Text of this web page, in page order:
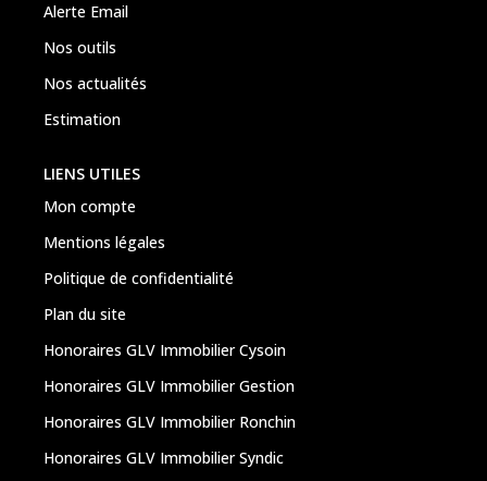
Alerte Email
Nos outils
Nos actualités
Estimation
LIENS UTILES
Mon compte
Mentions légales
Politique de confidentialité
Plan du site
Honoraires GLV Immobilier Cysoin
Honoraires GLV Immobilier Gestion
Honoraires GLV Immobilier Ronchin
Honoraires GLV Immobilier Syndic